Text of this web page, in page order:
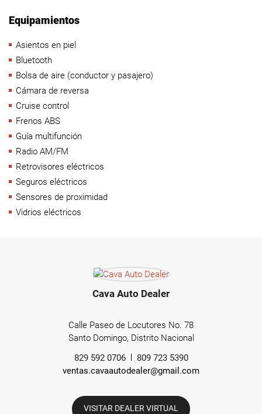
Equipamientos
Asientos en piel
Bluetooth
Bolsa de aire (conductor y pasajero)
Cámara de reversa
Cruise control
Frenos ABS
Guía multifunción
Radio AM/FM
Retrovisores eléctricos
Seguros eléctricos
Sensores de proximidad
Vidrios eléctricos
Cava Auto Dealer
Calle Paseo de Locutores No. 78
Santo Domingo, Distrito Nacional
829 592 0706
809 723 5390
ventas.cavaautodealer@gmail.com
VISITAR DEALER VIRTUAL